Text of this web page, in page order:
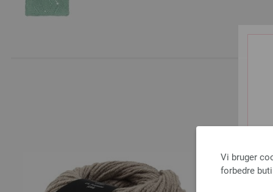
Vi bruger
forbedre